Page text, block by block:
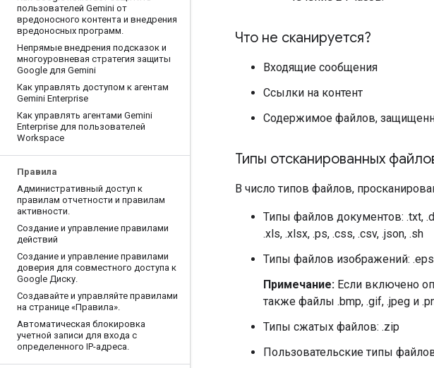
пользователей Gemini от
вредоносного контента и внедрения
вредоносных программ.
Непрямые внедрения подсказок и
многоуровневая стратегия защиты
Google для Gemini
Как управлять доступом к агентам
Gemini Enterprise
Как управлять агентами Gemini
Enterprise для пользователей
Workspace
Правила
Административный доступ к
правилам отчетности и правилам
активности.
Создание и управление правилами
действий
Создание и управление правилами
доверия для совместного доступа к
Google Диску.
Создавайте и управляйте правилами
на странице «Правила».
Автоматическая блокировка
учетной записи для входа с
определенного IP-адреса.
Что не сканируется?
Входящие сообщения
Ссылки на контент
Содержимое файлов,
Типы отсканированных
В число типов файлов,
Типы файлов документов: .txt,
.xls, .xlsx, .ps, .css, .csv, .json, .sh
Типы файлов изображений: .eps
Примечание: Если включено
также файлы .bmp, .gif, .jpeg и
Типы сжатых файлов: .zip
Пользовательские типы